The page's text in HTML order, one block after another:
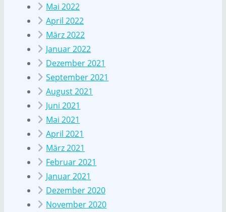
Mai 2022
April 2022
März 2022
Januar 2022
Dezember 2021
September 2021
August 2021
Juni 2021
Mai 2021
April 2021
März 2021
Februar 2021
Januar 2021
Dezember 2020
November 2020